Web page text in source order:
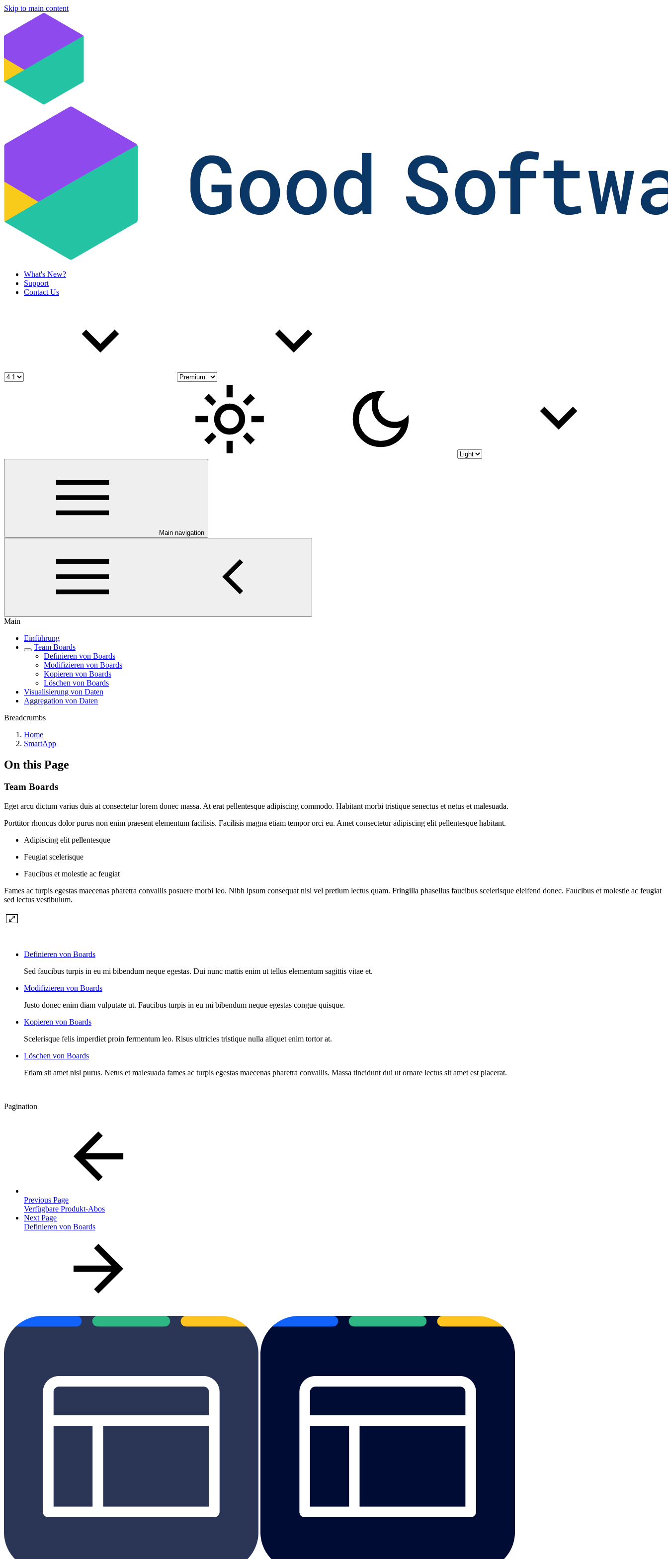
Skip to main content
What's New?
Support
Contact Us
Main navigation
Main
Einführung
Team Boards
Definieren von Boards
Modifizieren von Boards
Kopieren von Boards
Löschen von Boards
Visualisierung von Daten
Aggregation von Daten
Breadcrumbs
Home
SmartApp
On this Page
Team Boards
Eget arcu dictum varius duis at consectetur lorem donec massa. At erat pellentesque adipiscing commodo. Habitant morbi tristique senectus et netus et malesuada.
Porttitor rhoncus dolor purus non enim praesent elementum facilisis. Facilisis magna etiam tempor orci eu. Amet consectetur adipiscing elit pellentesque habitant.
Adipiscing elit pellentesque
Feugiat scelerisque
Faucibus et molestie ac feugiat
Fames ac turpis egestas maecenas pharetra convallis posuere morbi leo. Nibh ipsum consequat nisl vel pretium lectus quam. Fringilla phasellus faucibus scelerisque eleifend donec. Faucibus et molestie ac feugiat
sed lectus vestibulum.
Definieren von Boards
Sed faucibus turpis in eu mi bibendum neque egestas. Dui nunc mattis enim ut tellus elementum sagittis vitae et.
Modifizieren von Boards
Justo donec enim diam vulputate ut. Faucibus turpis in eu mi bibendum neque egestas congue quisque.
Kopieren von Boards
Scelerisque felis imperdiet proin fermentum leo. Risus ultricies tristique nulla aliquet enim tortor at.
Löschen von Boards
Etiam sit amet nisl purus. Netus et malesuada fames ac turpis egestas maecenas pharetra convallis. Massa tincidunt dui ut ornare lectus sit amet est placerat.
Pagination
Previous Page
Verfügbare Produkt-Abos
Next Page
Definieren von Boards